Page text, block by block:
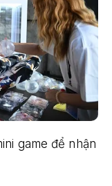
game để nhận